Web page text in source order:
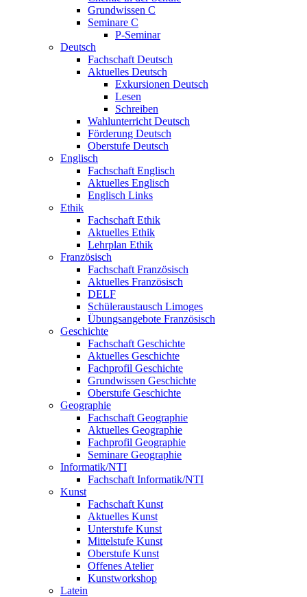
Grundwissen C
Seminare C
P-Seminar
Deutsch
Fachschaft Deutsch
Aktuelles Deutsch
Exkursionen Deutsch
Lesen
Schreiben
Wahlunterricht Deutsch
Förderung Deutsch
Oberstufe Deutsch
Englisch
Fachschaft Englisch
Aktuelles Englisch
Englisch Links
Ethik
Fachschaft Ethik
Aktuelles Ethik
Lehrplan Ethik
Französisch
Fachschaft Französisch
Aktuelles Französisch
DELF
Schüleraustausch Limoges
Übungsangebote Französisch
Geschichte
Fachschaft Geschichte
Aktuelles Geschichte
Fachprofil Geschichte
Grundwissen Geschichte
Oberstufe Geschichte
Geographie
Fachschaft Geographie
Aktuelles Geographie
Fachprofil Geographie
Seminare Geographie
Informatik/NTI
Fachschaft Informatik/NTI
Kunst
Fachschaft Kunst
Aktuelles Kunst
Unterstufe Kunst
Mittelstufe Kunst
Oberstufe Kunst
Offenes Atelier
Kunstworkshop
Latein